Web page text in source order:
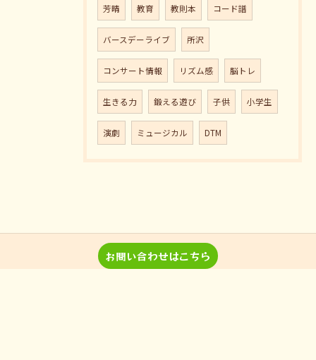
芳晴 教育 教則本 コード譜
バースデーライブ 所沢
コンサート情報 リズム感 脳トレ
生きる力 鍛える遊び 子供 小学生
演劇 ミュージカル DTM
お問い合わせはこちら